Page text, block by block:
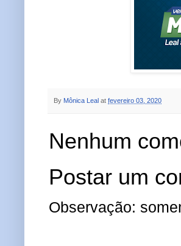
By Mônica Leal at fevereiro 03, 2020
Nenhum
Postar um
Observação: